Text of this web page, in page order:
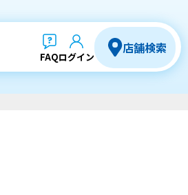
FAQログイン
店舗検索